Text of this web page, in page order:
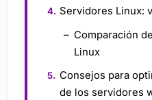
Servidores Linux:
Comparación
Linux
Consejos para
de los servidores